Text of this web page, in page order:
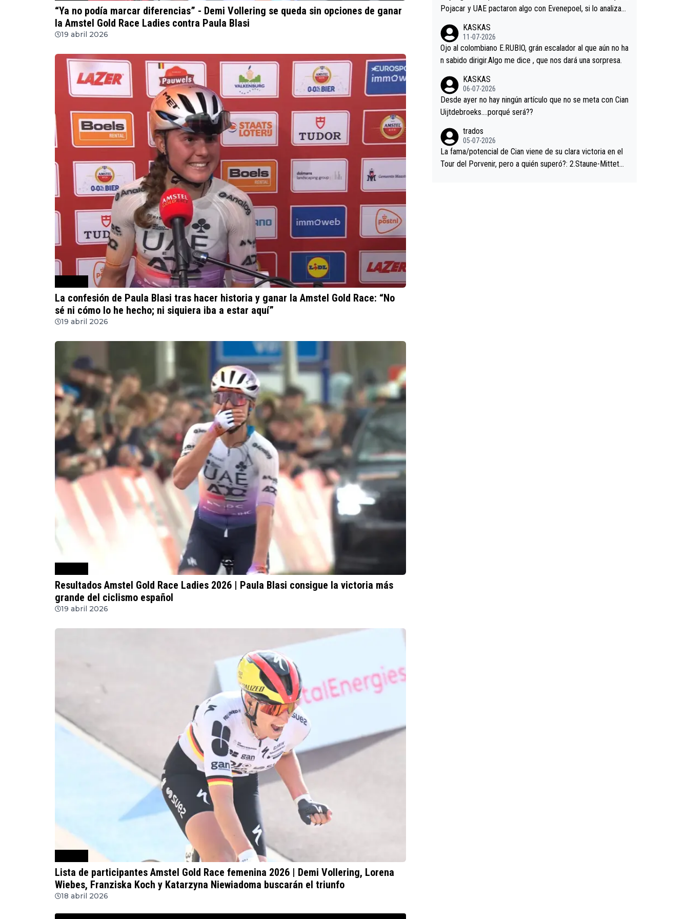
“Ya no podía marcar diferencias” - Demi Vollering se queda sin opciones de ganar
la Amstel Gold Race Ladies contra Paula Blasi
19 abril 2026
La confesión de Paula Blasi tras hacer historia y ganar la Amstel Gold Race: “No
sé ni cómo lo he hecho; ni siquiera iba a estar aquí”
19 abril 2026
Resultados Amstel Gold Race Ladies 2026 | Paula Blasi consigue la victoria más
grande del ciclismo español
19 abril 2026
Lista de participantes Amstel Gold Race femenina 2026 | Demi Vollering, Lorena
Wiebes, Franziska Koch y Katarzyna Niewiadoma buscarán el triunfo
18 abril 2026
cordó."
Pojacar y UAE pactaron algo con Evenepoel, si lo analizam
s entra casi sin pedalear, luego está el saludo con Evenepo
el dándose la mano de una manera muy fraternal, más allá
de los típicos toques en el hombro con que saludaba a Vin
én mucho abarca poco aprieta, a ver si por querer poner a
Del Toro con calzador en posición de podio UAE y Pojacar
se van complicar el tour.
KASKAS
11-07-2026
Ojo al colombiano E.RUBIO, grán escalador al que aún no ha
n sabido dirigir.Algo me dice , que nos dará una sorpresa.
KASKAS
06-07-2026
Desde ayer no hay ningún artículo que no se meta con Cian
Uijtdebroeks….porqué será??
trados
05-07-2026
La fama/potencial de Cian viene de su clara victoria en el
Tour del Porvenir, pero a quién superó?: 2.Staune-Mittet